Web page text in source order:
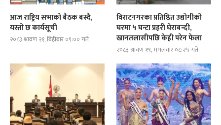
आज राष्ट्रिय सभाको बैठक बस्दै,
यस्तो छ कार्यसूची
२०८३ श्रावण २१, बिहीबार ०९:०० गते
विराटनगरका प्रतिष्ठित उद्योगीको
घरमा ५ घन्टा प्रहरी घेराबन्दी,
खानतलासीपछि केही परेन फेला
२०८३ श्रावण १९, मंगलवार ०८:२५ गते